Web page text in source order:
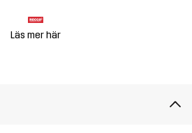
Läs mer här